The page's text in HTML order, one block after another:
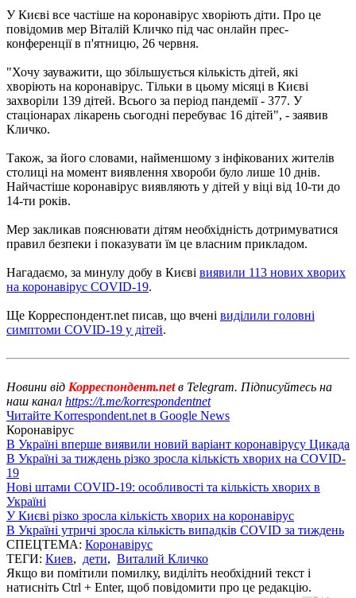
У Києві все частіше на коронавірус хворіють діти. Про це
повідомив мер Віталій Кличко під час онлайн прес-
конференції в п'ятницю, 26 червня.
"Хочу зауважити, що збільшується кількість дітей, які
хворіють на коронавірус. Тільки в цьому місяці в Києві
захворіли 139 дітей. Всього за період пандемії - 377. У
стаціонарах лікарень сьогодні перебуває 16 дітей", - заявив
Кличко.
Також, за його словами, найменшому з інфікованих жителів
столиці на момент виявлення хвороби було лише 10 днів.
Найчастіше коронавірус виявляють у дітей у віці від 10-ти до
14-ти років.
Мер закликав пояснювати дітям необхідність дотримуватися
правил безпеки і показувати їм це власним прикладом.
Нагадаємо, за минулу добу в Києві виявили 113 нових хворих
на коронавірус COVID-19.
Ще Корреспондент.net писав, що вчені виділили головні
симптоми COVID-19 у дітей.
Новини від Корреспондент.netв Telegram. Підписуйтесь на
наш канал https://t.me/korrespondentnet
Читайте Korrespondent.net в Google News
Коронавірус
В Україні вперше виявили новий варіант коронавірусу Цикада
В Україні за тиждень різко зросла кількість хворих на COVID-
19
Нові штами COVID-19: особливості та кількість хворих в
Україні
У Києві різко зросла кількість хворих на коронавірус
В Україні утричі зросла кількість випадків COVID за тиждень
СПЕЦТЕМА: Коронавірус
ТЕГИ: Киев, дети, Виталий Кличко
Якщо ви помітили помилку, виділіть необхідний текст і
натисніть Ctrl + Enter, щоб повідомити про це редакцію.